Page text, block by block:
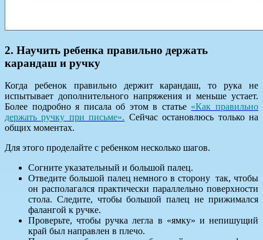
2. Научить ребенка правильно держать
карандаш и ручку
Когда ребенок правильно держит карандаш, то рука не
испытывает дополнительного напряжения и меньше устает.
Более подробно я писала об этом в статье «Как правильно
держать ручку при письме». Сейчас остановлюсь только на
общих моментах.
Для этого проделайте с ребенком несколько шагов.
Согните указательный и большой палец.
Отведите большой палец немного в сторону так, чтобы
он располагался практически параллельно поверхности
стола. Следите, чтобы большой палец не прижимался
фалангой к ручке.
Проверьте, чтобы ручка легла в «ямку» и непишущий
край был направлен в плечо.